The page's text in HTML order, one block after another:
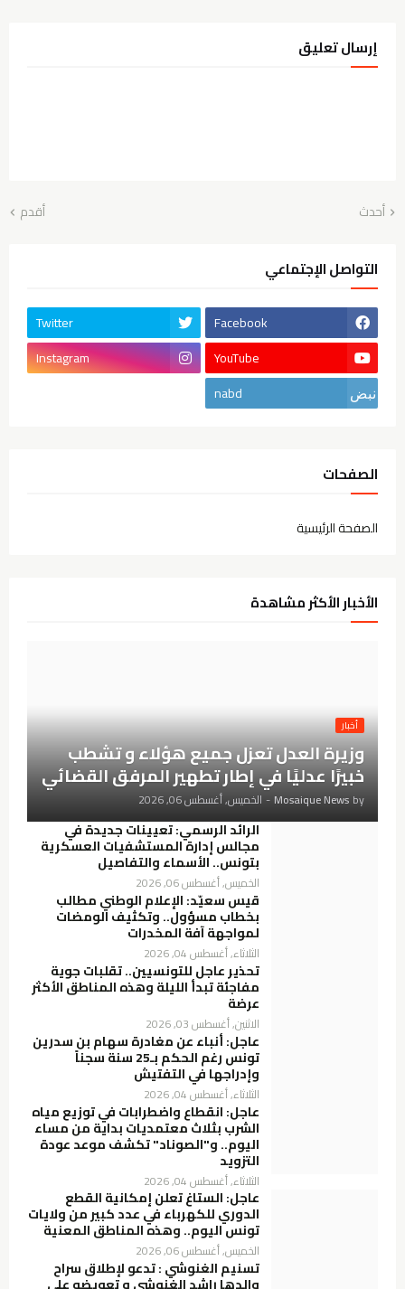
إرسال تعليق
أحدث أقدم
التواصل الإجتماعي
Facebook
Twitter
YouTube
Instagram
nabd
الصفحات
الصفحة الرئيسية
الأخبار الأكثر مشاهدة
أخبار
وزيرة العدل تعزل جميع هؤلاء و تشطب
خبيرًا عدليًا في إطار تطهير المرفق القضائي
by
Mosaique News
- الخميس, أغسطس 06, 2026
الرائد الرسمي: تعيينات جديدة في
مجالس إدارة المستشفيات العسكرية
بتونس.. الأسماء والتفاصيل
الخميس, أغسطس 06, 2026
قيس سعيّد: الإعلام الوطني مطالب
بخطاب مسؤول.. وتكثيف الومضات
لمواجهة آفة المخدرات
الثلاثاء, أغسطس 04, 2026
تحذير عاجل للتونسيين.. تقلبات جوية
مفاجئة تبدأ الليلة وهذه المناطق الأكثر
عرضة
الاثنين, أغسطس 03, 2026
عاجل: أنباء عن مغادرة سهام بن سدرين
تونس رغم الحكم بـ25 سنة سجناً
وإدراجها في التفتيش
الثلاثاء, أغسطس 04, 2026
عاجل: انقطاع واضطرابات في توزيع مياه
الشرب بثلاث معتمديات بداية من مساء
اليوم.. و"الصوناد" تكشف موعد عودة
التزويد
الثلاثاء, أغسطس 04, 2026
عاجل: الستاغ تعلن إمكانية القطع
الدوري للكهرباء في عدد كبير من ولايات
تونس اليوم.. وهذه المناطق المعنية
الخميس, أغسطس 06, 2026
تسنيم الغنوشي : تدعو لإطلاق سراح